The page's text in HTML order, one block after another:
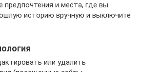
предпочтения и места, где вы
историю вручную и выключите
или удалить